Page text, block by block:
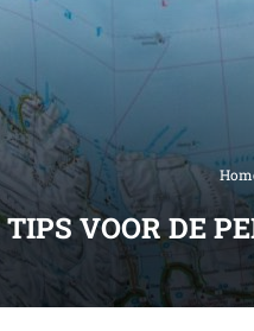
TIPS VOOR DE